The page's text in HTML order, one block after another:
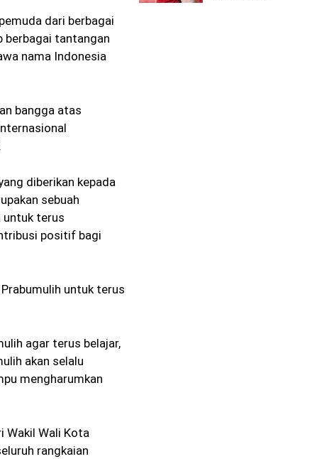
dari berbagai
berbagai tantangan
nama Indonesia
bangga atas
diberikan kepada
sebuah
untuk terus
positif bagi
untuk terus
agar terus belajar,
akan selalu
mengharumkan
Wakil Wali Kota
rangkaian